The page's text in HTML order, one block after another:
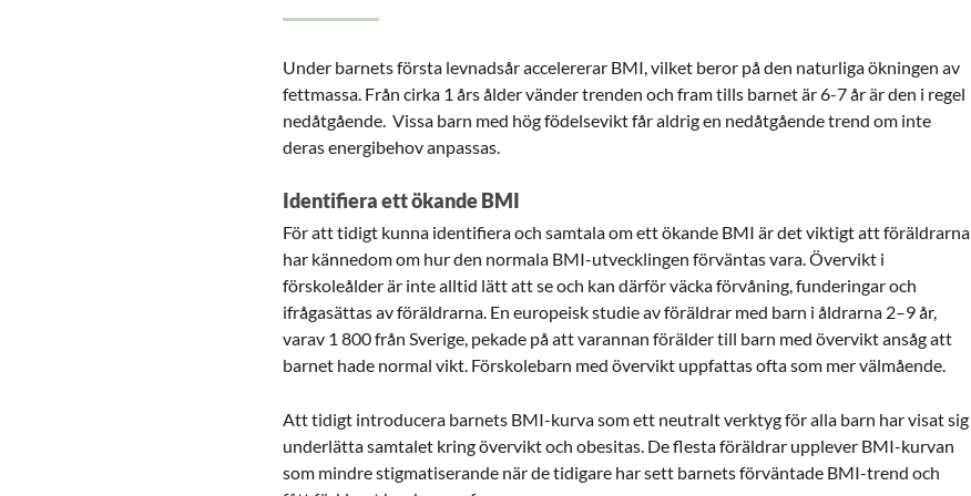
Under barnets första levnadsår accelererar BMI, vilket beror på den naturliga ökningen av
fettmassa. Från cirka 1 års ålder vänder trenden och fram tills barnet är 6-7 år är den i regel
nedåtgående. Vissa barn med hög födelsevikt får aldrig en nedåtgående trend om inte
deras energibehov anpassas.
Identifiera ett ökande BMI
För att tidigt kunna identifiera och samtala om ett ökande BMI är det viktigt att föräldrarna
har kännedom om hur den normala BMI-utvecklingen förväntas vara. Övervikt i
förskoleålder är inte alltid lätt att se och kan därför väcka förvåning, funderingar och
ifrågasättas av föräldrarna. En europeisk studie av föräldrar med barn i åldrarna 2–9 år,
varav 1 800 från Sverige, pekade på att varannan förälder till barn med övervikt ansåg att
barnet hade normal vikt. Förskolebarn med övervikt uppfattas ofta som mer välmående.
Att tidigt introducera barnets BMI-kurva som ett neutralt verktyg för alla barn har visat sig
underlätta samtalet kring övervikt och obesitas. De flesta föräldrar upplever BMI-kurvan
som mindre stigmatiserande när de tidigare har sett barnets förväntade BMI-trend och